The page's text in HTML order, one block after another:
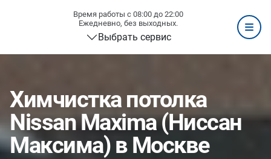
Время работы с 08:00 до 22:00
Ежедневно, без выходных.
Выбрать сервис
Химчистка потолка
Nissan Maxima (Ниссан
Максима) в Москве